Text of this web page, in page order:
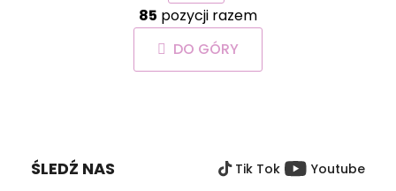
o
n
t
r
i
n
a
c
85 pozycji razem
DO GÓRY
ŚLEDŹ NAS Tik Tok Youtube